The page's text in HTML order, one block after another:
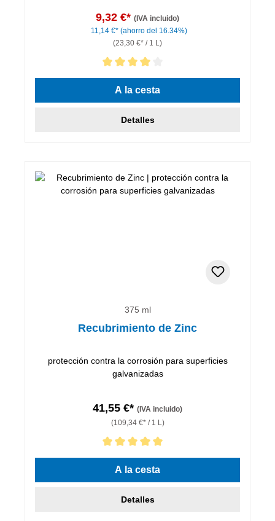
9,32 €* (IVA incluido)
11,14 €* (ahorro del 16.34%)
(23,30 €* / 1 L)
Calificación promedio de 4 de 5 estrellas
A la cesta
Detalles
375 ml
Recubrimiento de Zinc
protección contra la corrosión para superficies
galvanizadas
41,55 €* (IVA incluido)
(109,34 €* / 1 L)
Calificación promedio de 5 de 5 estrellas
A la cesta
Detalles